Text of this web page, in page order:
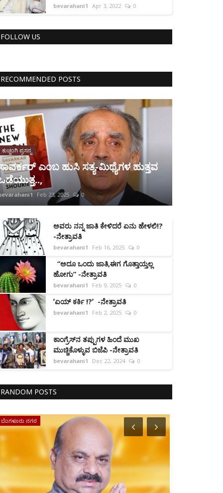
bevarahani1 Apr 3, 2022 0
FOLLOW US
RECOMMENDED POSTS
ಕುಚ್ಚಂಗಿ ಪ್ರಸನ್ನ
ಎಂಬ ಹುಸಿ ಸತ್ಯ-ಮಿಥ್ಯೆಗಳ ಹುತ್ತವ
Feb 23, 2025 0
ಅವರು ನನ್ನ ಜಾತಿ ಕೇಳಿದರೆ ಏನು ಹೇಳಲಿ!?
-ನೇತ್ರಾವತಿ
bevarahani1 Feb 16, 2025 0
“ಅದೂ ಒಂದು ಜಾತಿ,ಈಗ ಗೊತ್ತಾಯ್ತಲ್ಲ
ಹೋಗು” -ನೇತ್ರಾವತಿ
bevarahani1 Feb 9, 2025 0
ʼಏಯ್ ಕರ್ಕಿ !?ʼ -ನೇತ್ರಾವತಿ
bevarahani1 Feb 2, 2025 0
ಕಾಂಗ್ರೆಸ್‌ನ ತಪ್ಪುಗಳ ಹಿಂದೆ ಮುಖ
ಮುಚ್ಚಿಕೊಳ್ಳುವ ಬಿಜೆಪಿ -ನೇತ್ರಾವತಿ
bevarahani1 Dec 22, 2024 0
RANDOM POSTS
ವಿದೇಶ